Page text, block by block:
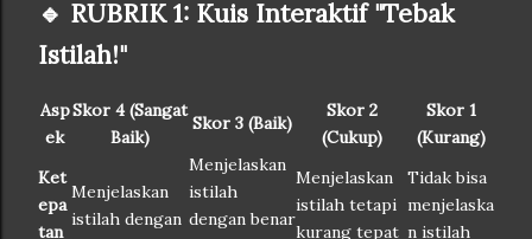
🔹 RUBRIK 1: Kuis Interaktif "Tebak
Istilah!"
Asp
ek
Skor 4 (Sangat
Baik)
Skor 3 (Baik)
Skor 2
(Cukup)
Skor 1
(Kurang)
Ket
epa
tan
Menjelaskan
istilah dengan
Menjelaskan
istilah
dengan benar
Menjelaskan
istilah tetapi
kurang tepat
Tidak bisa
menjelaska
n istilah